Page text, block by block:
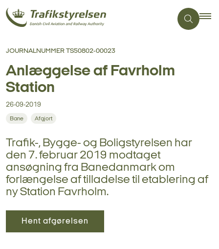
JOURNALNUMMER TS50802-00023
Anlæggelse af Favrholm
Station
26-09-2019
Bane Afgjort
Trafik-, Bygge- og Boligstyrelsen har
den 7. februar 2019 modtaget
ansøgning fra Banedanmark om
forlængelse af tilladelse til etablering af
ny Station Favrholm.
Hent afgørelsen